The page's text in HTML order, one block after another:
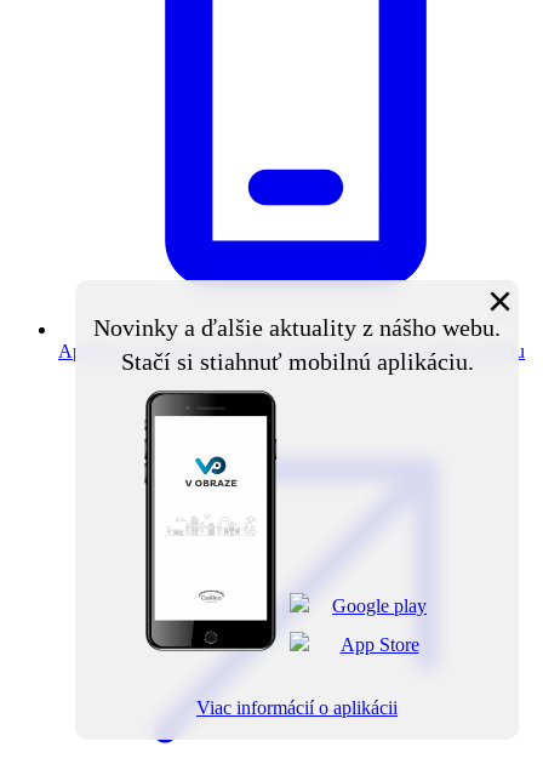
Aplikácia V obraze Novinky z obce priamo do vášho mobilu
Novinky a ďalšie aktuality z nášho webu.
Stačí si stiahnuť mobilnú aplikáciu.
×
Viac informácií o aplikácii